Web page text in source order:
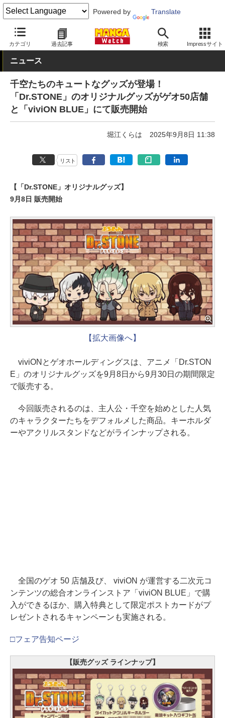
Powered by Translate
カテゴリ 過去記事 検索 Impressサイト
MANGA Watch グッズ
ニュース
千空たちのキュートなグッズが登場！
「Dr.STONE」のオリジナルグッズがゲオ50店舗
と「viviON BLUE」にて販売開始
堀江くらは 2025年9月8日 11:38
リスト
【「Dr.STONE」オリジナルグッズ】
9月8日 販売開始
【拡大画像へ】
viviONとゲオホールディングスは、アニメ「Dr.STON
E」のオリジナルグッズを9月8日から9月30日の期間限定
で販売する。
今回販売されるのは、主人公・千空を始めとした人気
のキャラクターたちをデフォルメした商品。キーホルダ
ーやアクリルスタンドなどがラインナップされる。
全国のゲオ 50 店舗及び、 viviON が運営する二次元コ
ンテンツの総合オンラインストア「viviON BLUE」で購
入ができるほか、購入特典として限定ポストカードがプ
レゼントされるキャンペーンも実施される。
□フェア告知ページ
【販売グッズ ラインナップ】